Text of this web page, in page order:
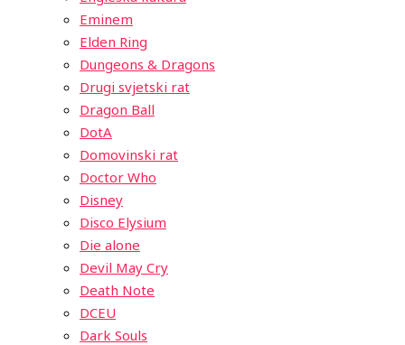
Eminem
Elden Ring
Dungeons & Dragons
Drugi svjetski rat
Dragon Ball
DotA
Domovinski rat
Doctor Who
Disney
Disco Elysium
Die alone
Devil May Cry
Death Note
DCEU
Dark Souls